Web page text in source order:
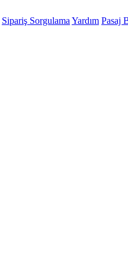
Sipariş Sorgulama Yardım Pasaj